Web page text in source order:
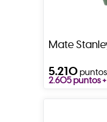
Mate
5.210puntos
2.605 puntos